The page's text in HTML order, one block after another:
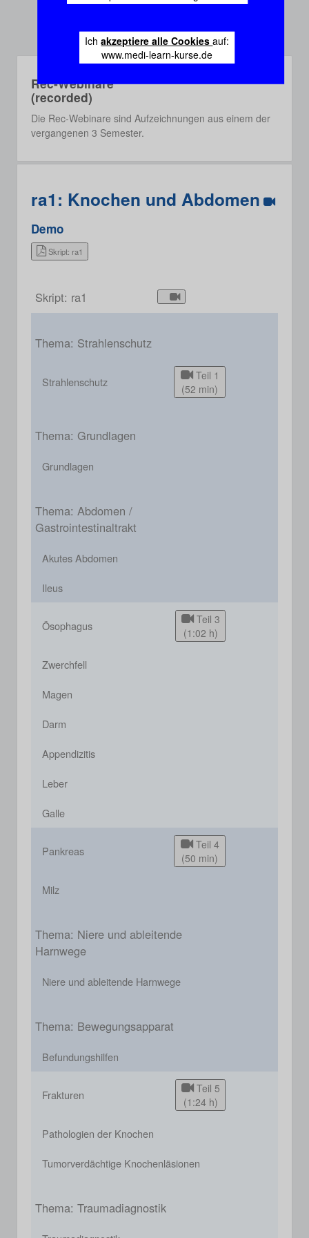
Ichakzeptiere alle Cookiesauf:
www.medi-learn-kurse.de
Rec-Webinare
(recorded)
Die Rec-Webinare sind Aufzeichnungen aus einem der
vergangenen 3 Semester.
ra1: Knochen und Abdomen
Demo
Skript: ra1
Skript: ra1
Thema: Strahlenschutz
Strahlenschutz
Teil 1
(52 min)
Thema: Grundlagen
Grundlagen
Thema: Abdomen /
Gastrointestinaltrakt
Akutes Abdomen
Ileus
Ösophagus
Teil 3
(1:02 h)
Zwerchfell
Magen
Darm
Appendizitis
Leber
Galle
Pankreas
Teil 4
(50 min)
Milz
Thema: Niere und ableitende
Harnwege
Niere und ableitende Harnwege
Thema: Bewegungsapparat
Befundungshilfen
Frakturen
Teil 5
(1:24 h)
Pathologien der Knochen
Tumorverdächtige Knochenläsionen
Thema: Traumadiagnostik